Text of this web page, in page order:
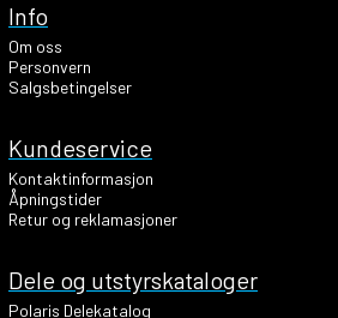
Info
Om oss
Personvern
Salgsbetingelser
Kundeservice
Kontaktinformasjon
Åpningstider
Retur og reklamasjoner
Dele og utstyrskataloger
Polaris Delekatalog